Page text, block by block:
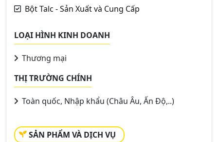
Bột Talc - Sản Xuất và Cung Cấp
LOẠI HÌNH KINH DOANH
Thương mại
THỊ TRƯỜNG CHÍNH
Toàn quốc, Nhập khẩu (Châu Âu, Ấn Độ,..)
SẢN PHẨM VÀ DỊCH VỤ